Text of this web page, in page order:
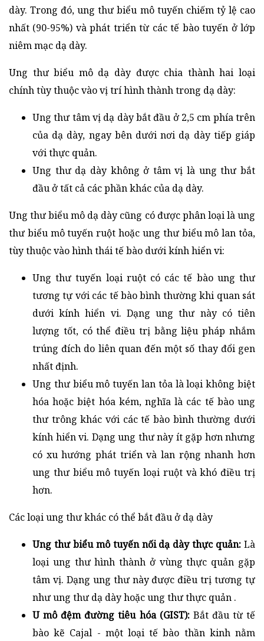
dày. Trong đó, ung thư biểu mô tuyến chiếm tỷ lệ cao
nhất (90-95%) và phát triển từ các tế bào tuyến ở lớp
niêm mạc dạ dày.
Ung thư biểu mô dạ dày được chia thành hai loại
chính tùy thuộc vào vị trí hình thành trong dạ dày:
Ung thư tâm vị dạ dày bắt đầu ở 2,5 cm phía trên
của dạ dày, ngay bên dưới nơi dạ dày tiếp giáp
với thực quản.
Ung thư dạ dày không ở tâm vị là ung thư bắt
đầu ở tất cả các phần khác của dạ dày.
Ung thư biểu mô dạ dày cũng có được phân loại là ung
thư biểu mô tuyến ruột hoặc ung thư biểu mô lan tỏa,
tùy thuộc vào hình thái tế bào dưới kính hiển vi:
Ung thư tuyến loại ruột có các tế bào ung thư
tương tự với các tế bào bình thường khi quan sát
dưới kính hiển vi. Dạng ung thư này có tiên
lượng tốt, có thể điều trị bằng liệu pháp nhắm
trúng đích do liên quan đến một số thay đổi gen
nhất định.
Ung thư biểu mô tuyến lan tỏa là loại không biệt
hóa hoặc biệt hóa kém, nghĩa là các tế bào ung
thư trông khác với các tế bào bình thường dưới
kính hiển vi. Dạng ung thư này ít gặp hơn nhưng
có xu hướng phát triển và lan rộng nhanh hơn
ung thư biểu mô tuyến loại ruột và khó điều trị
hơn.
Các loại ung thư khác có thể bắt đầu ở dạ dày
Ung thư biểu mô tuyến nối dạ dày thực quản: Là
loại ung thư hình thành ở vùng thực quản gặp
tâm vị. Dạng ung thư này được điều trị tương tự
như ung thư dạ dày hoặc ung thư thực quản .
U mô đệm đường tiêu hóa (GIST): Bắt đầu từ tế
bào kẽ Cajal - một loại tế bào thần kinh nằm